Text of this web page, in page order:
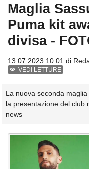
Maglia
Puma kit
divisa -
13.07.2023 10:01 di
VEDI LETTURE
La nuova seconda
la presentazione del club
news